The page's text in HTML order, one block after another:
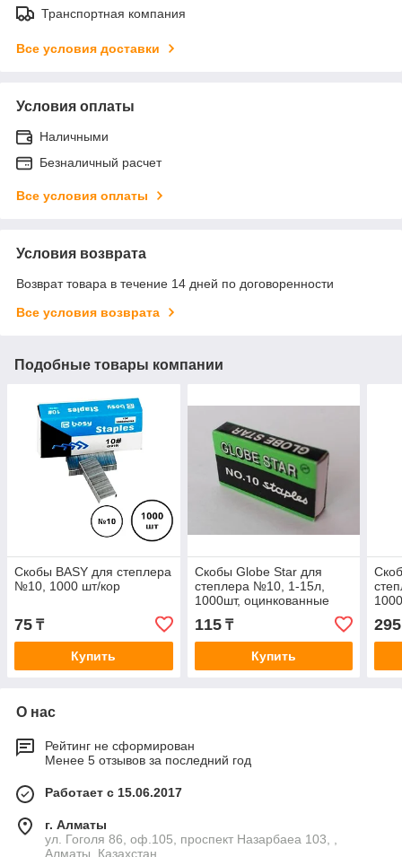
Транспортная компания
Все условия доставки
Условия оплаты
Наличными
Безналичный расчет
Все условия оплаты
Условия возврата
Возврат товара в течение 14 дней по договоренности
Все условия возврата
Подобные товары компании
Скобы BASY для степлера
№10, 1000 шт/кор
75 ₸
Купить
Скобы Globе Star для
степлера №10, 1-15л,
1000шт, оцинкованные
115₸
Купить
295
О нас
Рейтинг не сформирован
Менее 5 отзывов за последний год
Работает с 15.06.2017
г. Алматы
ул. Гоголя 86, оф.105, проспект Назарбаеа 103, ,
Алматы, Казахстан